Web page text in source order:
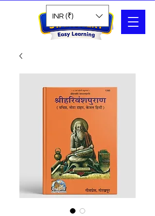
Search
INR (₹)